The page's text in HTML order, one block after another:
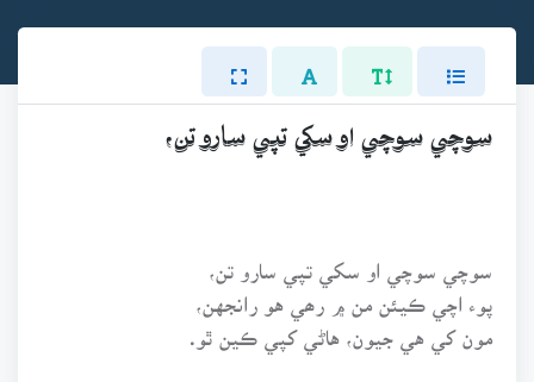
سوچي سوچي او سکي تپي سارو تن،
سوچي سوچي او سکي تپي سارو تن،
پوء اچي ڪيئن من ۾ رھي هو رانجهن،
مون کي هي جيون، هاڻي کپي ڪين ٿو.